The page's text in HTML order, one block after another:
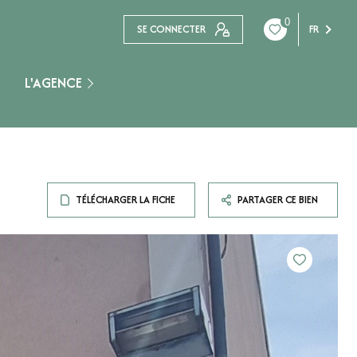
SE CONNECTER 0 FR
L'AGENCE
TÉLÉCHARGER LA FICHE PARTAGER CE BIEN